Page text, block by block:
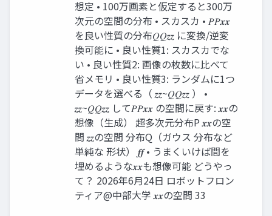
想定 • 100万画素と仮定すると300万
次元の空間の分布 • スカスカ • 𝑃𝑃𝒙𝒙
を良い性質の分布𝑄𝑄𝒛𝒛 に変換/逆変
換可能に • 良い性質1: スカスカでな
い • 良い性質2: 画像の枚数に比べて
省メモリ • 良い性質3: ランダムに1つ
データを選べる（ 𝒛𝒛~𝑄𝑄𝒛𝒛 ） •
𝒛𝒛~𝑄𝑄𝒛𝒛 して𝑃𝑃𝒙𝒙 の空間に戻す: 𝒙𝒙の
想像（生成） 超多次元分布P 𝒙𝒙の空
間 𝒛𝒛の空間 分布Q（ガウス 分布など
単純な 形状） 𝒇𝒇 • うまくいけば間を
埋めるような𝒙𝒙も想像可能 どうやっ
て？ 2026年6月24日 ロボットフロン
ティア@中部大学 𝒙𝒙の空間 33